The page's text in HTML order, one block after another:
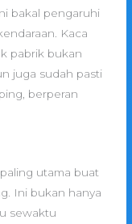
bakal pengaruhi
Kaca
pabrik bukan
juga sudah pasti
berperan
utama buat
Ini bukan hanya
sewaktu